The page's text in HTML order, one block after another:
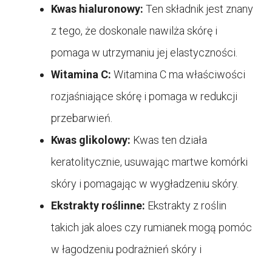
Kwas hialuronowy: Ten składnik jest znany
z tego, że doskonale nawilża skórę i
pomaga w utrzymaniu jej elastyczności.
Witamina C: Witamina C ma właściwości
rozjaśniające skórę i pomaga w redukcji
przebarwień.
Kwas glikolowy: Kwas ten działa
keratolitycznie, usuwając martwe komórki
skóry i pomagając w wygładzeniu skóry.
Ekstrakty roślinne: Ekstrakty z roślin
takich jak aloes czy rumianek mogą pomóc
w łagodzeniu podrażnień skóry i